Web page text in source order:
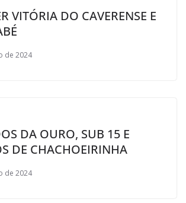
VITÓRIA DO CAVERENSE E
de 2024
DA OURO, SUB 15 E
DE CHACHOEIRINHA
de 2024